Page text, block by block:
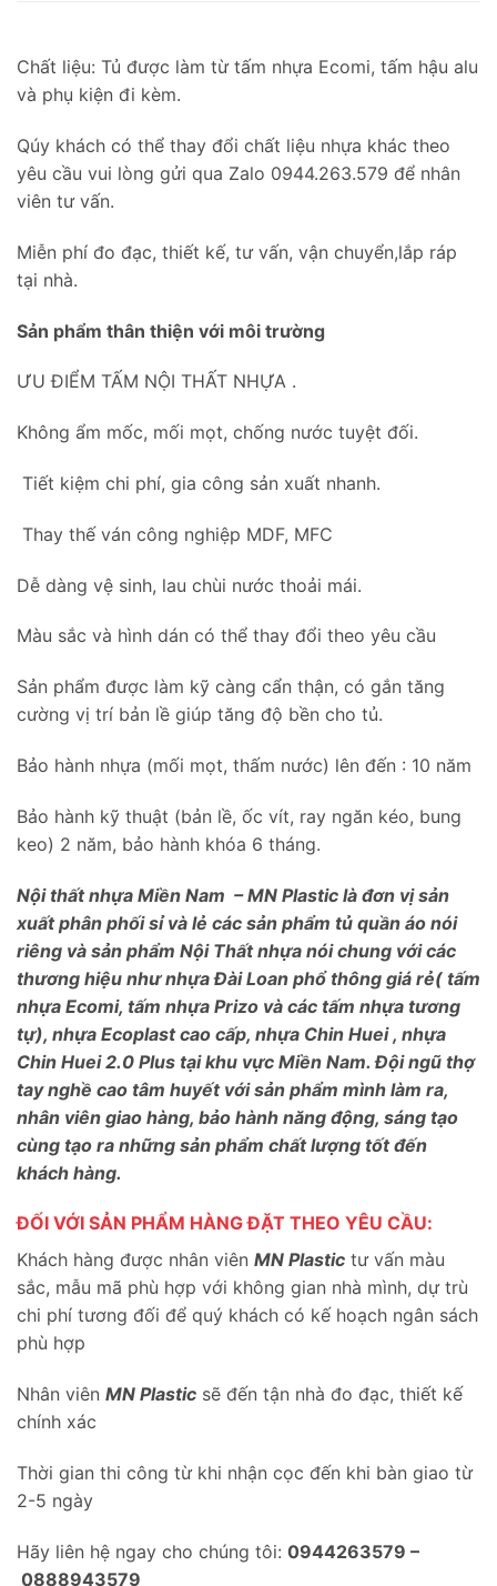
Chất liệu: Tủ được làm từ tấm nhựa Ecomi, tấm hậu alu
và phụ kiện đi kèm.
Qúy khách có thể thay đổi chất liệu nhựa khác theo
yêu cầu vui lòng gửi qua Zalo 0944.263.579 để nhân
viên tư vấn.
Miễn phí đo đạc, thiết kế, tư vấn, vận chuyển,lắp ráp
tại nhà.
Sản phẩm thân thiện với môi trường
ƯU ĐIỂM TẤM NỘI THẤT NHỰA .
Không ẩm mốc, mối mọt, chống nước tuyệt đối.
Tiết kiệm chi phí, gia công sản xuất nhanh.
Thay thế ván công nghiệp MDF, MFC
Dễ dàng vệ sinh, lau chùi nước thoải mái.
Màu sắc và hình dán có thể thay đổi theo yêu cầu
Sản phẩm được làm kỹ càng cẩn thận, có gắn tăng
cường vị trí bản lề giúp tăng độ bền cho tủ.
Bảo hành nhựa (mối mọt, thấm nước) lên đến : 10 năm
Bảo hành kỹ thuật (bản lề, ốc vít, ray ngăn kéo, bung
keo) 2 năm, bảo hành khóa 6 tháng.
Nội thất nhựa Miền Nam – MN Plastic là đơn vị sản
xuất phân phối sỉ và lẻ các sản phẩm tủ quần áo nói
riêng và sản phẩm Nội Thất nhựa nói chung với các
thương hiệu như nhựa Đài Loan phổ thông giá rẻ( tấm
nhựa Ecomi, tấm nhựa Prizo và các tấm nhựa tương
tự), nhựa Ecoplast cao cấp, nhựa Chin Huei , nhựa
Chin Huei 2.0 Plus tại khu vực Miền Nam. Đội ngũ thợ
tay nghề cao tâm huyết với sản phẩm mình làm ra,
nhân viên giao hàng, bảo hành năng động, sáng tạo
cùng tạo ra những sản phẩm chất lượng tốt đến
khách hàng.
ĐỐI VỚI SẢN PHẨM HÀNG ĐẶT THEO YÊU CẦU:
Khách hàng được nhân viên MN Plastic tư vấn màu
sắc, mẫu mã phù hợp với không gian nhà mình, dự trù
chi phí tương đối để quý khách có kế hoạch ngân sách
phù hợp
Nhân viên MN Plastic sẽ đến tận nhà đo đạc, thiết kế
chính xác
Thời gian thi công từ khi nhận cọc đến khi bàn giao từ
2-5 ngày
Hãy liên hệ ngay cho chúng tôi: 0944263579 –
0888943579